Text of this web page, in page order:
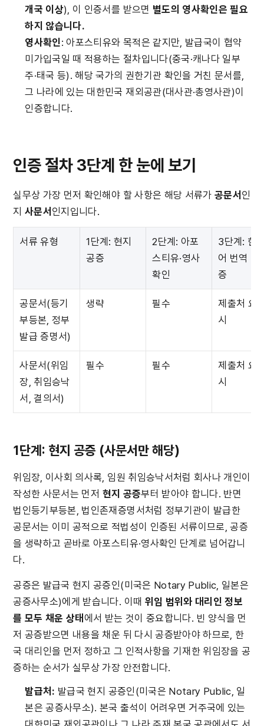
개국 이상), 이 인증서를 받으면 별도의 영사확인은 필요
하지 않습니다.
영사확인: 아포스티유와 목적은 같지만, 발급국이 협약
미가입국일 때 적용하는 절차입니다(중국·캐나다 일부
주·태국 등). 해당 국가의 권한기관 확인을 거친 문서를,
그 나라에 있는 대한민국 재외공관(대사관·총영사관)이
인증합니다.
인증 절차 3단계 한 눈에 보기
실무상 가장 먼저 확인해야 할 사항은 해당 서류가 공문서 인
지 사문서 인지입니다.
서류 유형
1단계: 현지
공증
2단계: 아포
스티유·영사
확인
3단계: 한
어 번역 및
증
공문서(등기
부등본, 정부
발급 증명서)
생략 필수
제출처 요
시
사문서(위임
장, 취임승낙
서, 결의서)
필수 필수
제출처 요
시
1단계: 현지 공증 (사문서만 해당)
위임장, 이사회 의사록, 임원 취임승낙서처럼 회사나 개인이
작성한 사문서는 먼저 현지 공증부터 받아야 합니다. 반면
법인등기부등본, 법인존재증명서처럼 정부기관이 발급한
공문서는 이미 공적으로 적법성이 인증된 서류이므로, 공증
을 생략하고 곧바로 아포스티유·영사확인 단계로 넘어갑니
다.
공증은 발급국 현지 공증인(미국은 Notary Public, 일본은
공증사무소)에게 받습니다. 이때 위임 범위와 대리인 정보
를 모두 채운 상태 에서 받는 것이 중요합니다. 빈 양식을 먼
저 공증받으면 내용을 채운 뒤 다시 공증받아야 하므로, 한
국 대리인을 먼저 정하고 그 인적사항을 기재한 위임장을 공
증하는 순서가 실무상 가장 안전합니다.
발급처: 발급국 현지 공증인(미국은 Notary Public, 일
본은 공증사무소). 본국 출석이 어려우면 거주국에 있는